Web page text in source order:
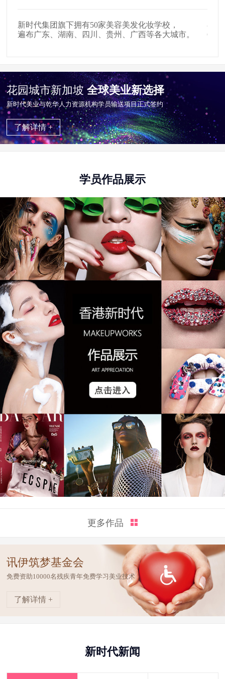
新时代集团旗下拥有50家美容美发化妆学校，
遍布广东、湖南、四川、贵州、广西等各大城市。
在全
654
花园城市新加坡全球美业新选择
新时代美业与乾华⼈⼒资源机构学员输送项目正式签约
了解详情 +
学员作品展示
更多作品
讯伊筑梦基金会
免费资助10000名残疾青年免费学习美业技术
了解详情 +
新时代新闻